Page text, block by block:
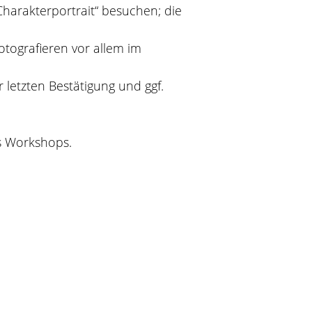
besuchen; die
vor allem im
Bestätigung und ggf.